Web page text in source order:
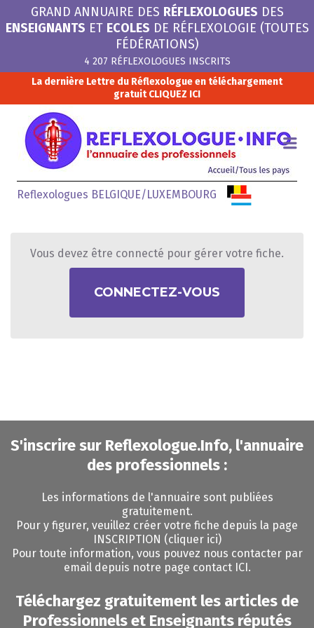
GRAND ANNUAIRE DES RÉFLEXOLOGUES DES
ENSEIGNANTS ET ECOLES DE RÉFLEXOLOGIE (TOUTES
FÉDÉRATIONS)
4 207 RÉFLEXOLOGUES INSCRITS
La dernière Lettre du Réflexologue en téléchargement
gratuitCLIQUEZ ICI
Reflexologues BELGIQUE/LUXEMBOURG
Vous devez être connecté pour gérer votre fiche.
CONNECTEZ-VOUS
S'inscrire sur Reflexologue.Info, l'annuaire
des professionnels :
Les informations de l'annuaire sont publiées
gratuitement.
Pour y figurer, veuillez créer votre fiche depuis la page
INSCRIPTION (cliquer ici)
Pour toute information, vous pouvez nous contacter par
email depuis notre page contact ICI.
Téléchargez gratuitement les articles de
Professionnels et Enseignants réputés